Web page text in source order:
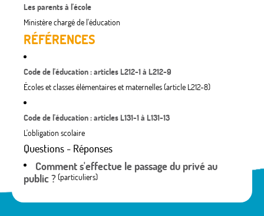
Les parents à l'école
Ministère chargé de l'éducation
RÉFÉRENCES
Code de l'éducation : articles L212-1 à L212-9
Écoles et classes élémentaires et maternelles (article L212-8)
Code de l'éducation : articles L131-1 à L131-13
L'obligation scolaire
Questions - Réponses
Comment s'effectue le passage du privé au
public ?(particuliers)